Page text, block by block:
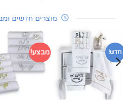
מוצרים חדשים
חדש! מבצע!